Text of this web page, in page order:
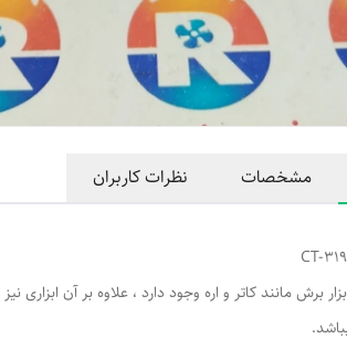
مشخصات نظرات کاربران
برش مانند کاتر و اره وجود دارد ، علاوه بر آن